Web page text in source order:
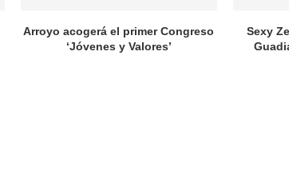
Arroyo acogerá el primer Congreso
‘Jóvenes y Valores’
Sexy